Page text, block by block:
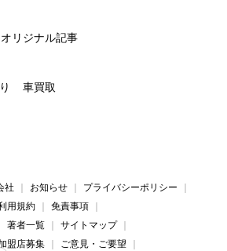
オリジナル記事
車買取
社 お知らせ
プライバシーポリシー
用規約
免責事項
著者一覧
サイトマップ
盟店募集 ご意見・ご要望